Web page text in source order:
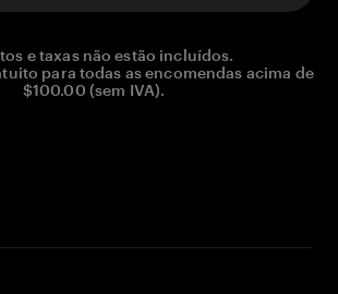
e taxas não estão incluídos.
para todas as encomendas acima de
$100.00 (sem IVA).